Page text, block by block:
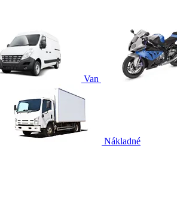
Van
Nákladné